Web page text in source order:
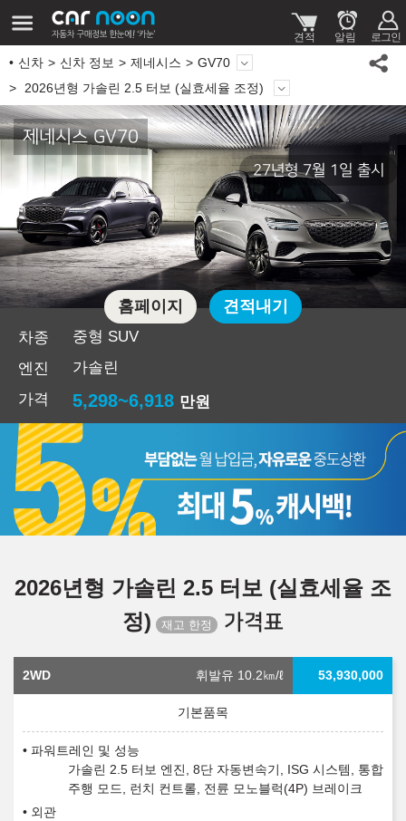
신차 신차 정보 제네시스
GV70
2026년형 가솔린 2.5 터보 (실효세율 조정)
제네시스 GV70
27년형 7월 1일 출시
차종
중형 SUV
엔진
가솔린
가격
5,298~6,918 만원
홈페이지 견적내기
2026년형 가솔린 2.5 터보 (실효세율 조
정)
가격표
2WD 휘발유 10.2㎞/ℓ 53,930,000
파워트레인 및 성능
가솔린 2.5 터보 엔진, 8단 자동변속기, ISG 시스템, 통합
주행 모드, 런치 컨트롤, 전륜 모노블럭(4P) 브레이크
외관